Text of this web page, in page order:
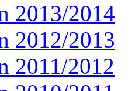
2013/2014
2012/2013
2011/2012